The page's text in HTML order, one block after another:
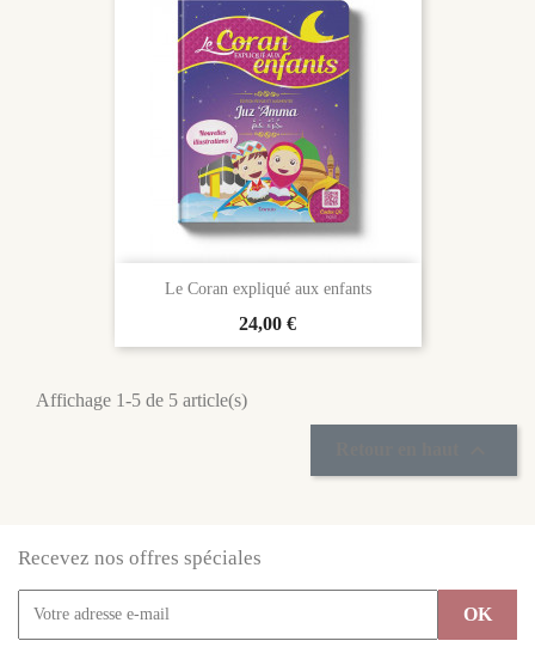
Le Coran expliqué aux enfants
Prix
24,00 €
Affichage 1-5 de 5 article(s)
Recevez nos offres spéciales